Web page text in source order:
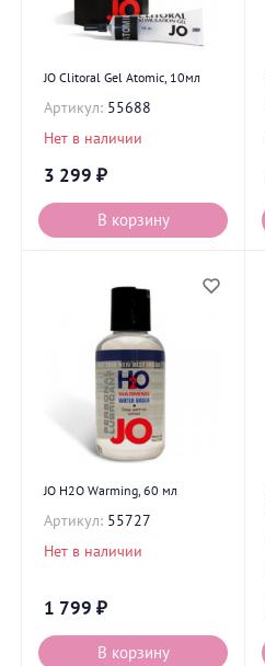
JO Clitoral Gel Atomic, 10мл
Артикул: 55688
Нет в наличии
3 299 ₽
В корзину
JO H2O Warming, 60 мл
Артикул: 55727
Нет в наличии
1 799 ₽
В корзину